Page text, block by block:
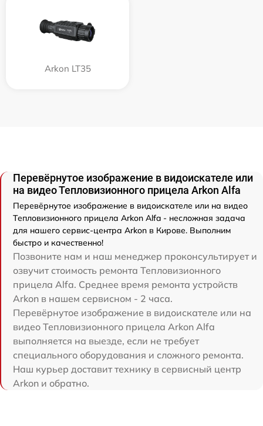
Arkon LT35
Перевёрнутое изображение в видоискателе или
на видео Тепловизионного прицела Arkon Alfa
Перевёрнутое изображение в видоискателе или на видео
Тепловизионного прицела Arkon Alfa - несложная задача
для нашего сервис-центра Arkon в Кирове. Выполним
быстро и качественно!
Позвоните нам и наш менеджер проконсультирует и
озвучит стоимость ремонта Тепловизионного
прицела Alfa. Среднее время ремонта устройств
Arkon в нашем сервисном - 2 часа.
Перевёрнутое изображение в видоискателе или на
видео Тепловизионного прицела Arkon Alfa
выполняется на выезде, если не требует
специального оборудования и сложного ремонта.
Наш курьер доставит технику в сервисный центр
Arkon и обратно.